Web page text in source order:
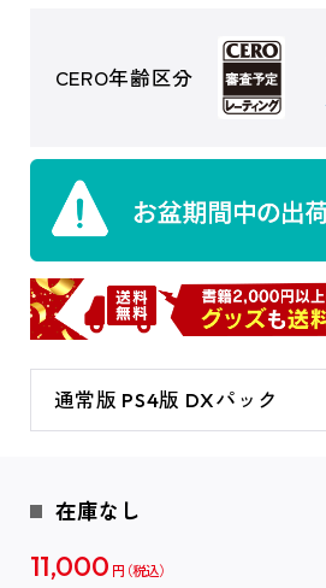
CERO年齢区分
通常版 PS4版 DXパック
在庫なし
11,000 円